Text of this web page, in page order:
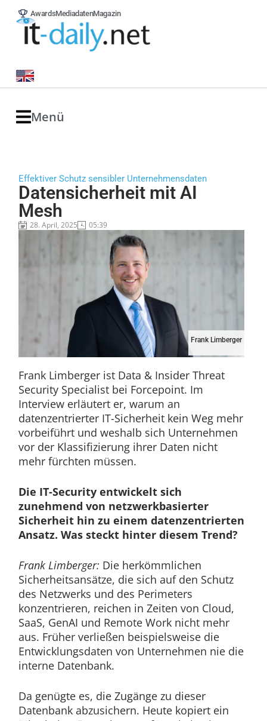
AwardsMediadatenMagazin
Menü
Effektiver Schutz sensibler Unternehmensdaten
Datensicherheit mit AI
Mesh
28. April, 2025 05:39
Frank Limberger
Frank Limberger ist Data & Insider Threat
Security Specialist bei Forcepoint. Im
Interview erläutert er, warum an
datenzentrierter IT-Sicherheit kein Weg mehr
vorbeiführt und weshalb sich Unternehmen
vor der Klassifizierung ihrer Daten nicht
mehr fürchten müssen.
Die IT-Security entwickelt sich
zunehmend von netzwerkbasierter
Sicherheit hin zu einem datenzentrierten
Ansatz. Was steckt hinter diesem Trend?
Frank Limberger: Die herkömmlichen
Sicherheitsansätze, die sich auf den Schutz
des Netzwerks und des Perimeters
konzentrieren, reichen in Zeiten von Cloud,
SaaS, GenAI und Remote Work nicht mehr
aus. Früher verließen beispielsweise die
Entwicklungsdaten von Unternehmen nie die
interne Datenbank.
Da genügte es, die Zugänge zu dieser
Datenbank abzusichern. Heute kopiert ein